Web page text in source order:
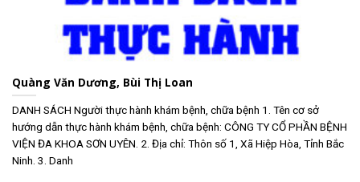
Quàng Văn Dương, Bùi Thị Loan
DANH SÁCH Người thực hành khám bệnh, chữa bệnh 1. Tên cơ sở
hướng dẫn thực hành khám bệnh, chữa bệnh: CÔNG TY CỔ PHẦN BỆNH
VIỆN ĐA KHOA SƠN UYÊN. 2. Địa chỉ: Thôn số 1, Xã Hiệp Hòa, Tỉnh Bắc
Ninh. 3. Danh